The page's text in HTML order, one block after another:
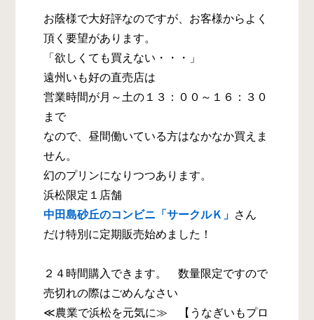
お蔭様で大好評なのですが、お客様からよく
頂く要望があります。
「欲しくても買えない・・・」
遠州いも好の直売店は
営業時間が月～土の１３：００～１６：３０
まで
なので、昼間働いている方はなかなか買えま
せん。
幻のプリンになりつつあります。
浜松限定１店舗
中田島砂丘のコンビニ「サークルＫ」 さん
だけ特別に定期販売始めました！
２４時間購入できます。 数量限定ですので
売切れの際はごめんなさい
≪農業で浜松を元気に≫ 【うなぎいもプロ